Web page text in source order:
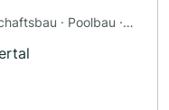
· Poolbau ·